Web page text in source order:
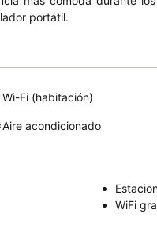
portátil.
Wi-Fi (habitación)
Aire acondicionado
WiFi